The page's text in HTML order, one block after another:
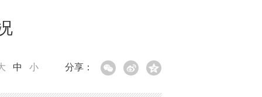
分享：
中 小